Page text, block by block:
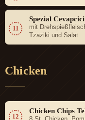
11
Spezial
mit
Tzaziki und Salat
Chicken
12
Chicken Chips